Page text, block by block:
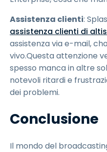
Assistenza clienti:
assistenza clienti di
assistenza via e-mail,
vivo.Questa attenzione
spesso manca in altre
notevoli ritardi e
dei problemi.
Conclusione
Il mondo del